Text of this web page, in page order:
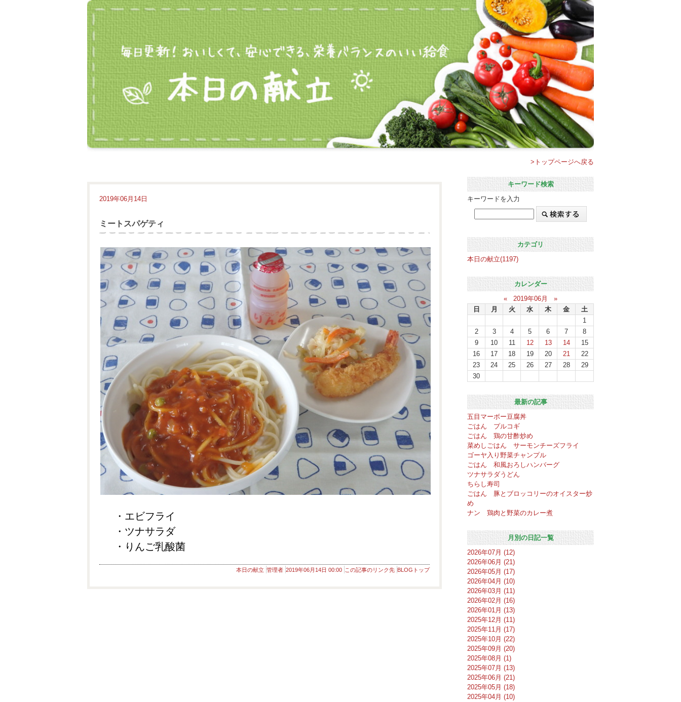
>トップページへ戻る
2019年06月14日
ミートスパゲティ
・エビフライ
・ツナサラダ
・りんご乳酸菌
本日の献立 管理者 2019年06月14日 00:00 この記事のリンク先 BLOGトップ
キーワード検索
キーワードを入力
カテゴリ
本日の献立(1197)
カレンダー
«
2019年06月
»
日
月 火 水 木 金
土
1
2
3 4 5 6 7
8
9
10 11 12 13 14
15
16
17 18 19 20 21
22
23
24 25 26 27 28
29
30
最新の記事
五目マーボー豆腐丼
ごはん プルコギ
ごはん 鶏の甘酢炒め
菜めしごはん サーモンチーズフライ
ゴーヤ入り野菜チャンプル
ごはん 和風おろしハンバーグ
ツナサラダうどん
ちらし寿司
ごはん 豚とブロッコリーのオイスター炒
め
ナン 鶏肉と野菜のカレー煮
月別の日記一覧
2026年07月 (12)
2026年06月 (21)
2026年05月 (17)
2026年04月 (10)
2026年03月 (11)
2026年02月 (16)
2026年01月 (13)
2025年12月 (11)
2025年11月 (17)
2025年10月 (22)
2025年09月 (20)
2025年08月 (1)
2025年07月 (13)
2025年06月 (21)
2025年05月 (18)
2025年04月 (10)